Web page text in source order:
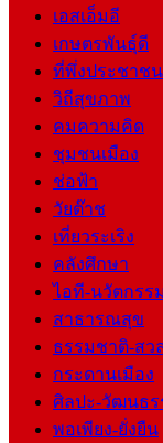
เอสเอ็มอี
เกษตรพันธุ์ดี
ที่พึ่งประชาชน
วิถีสุขภาพ
คมความคิด
ชุมชนเมือง
ช่อฟ้า
วัยต๊าช
เที่ยวระเริง
คลังศึกษา
ไอที-นวัตกรรม
สาธารณสุข
ธรรมชาติ-สว
กระดานเมือง
ศิลปะ-วัฒนธร
พอเพียง-ยั่งยืน